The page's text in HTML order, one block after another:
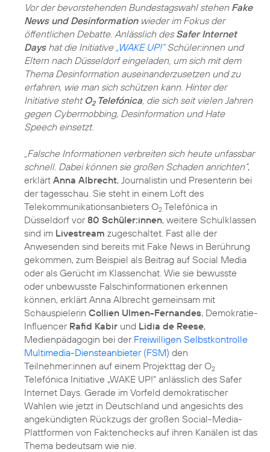
Vor der bevorstehenden Bundestagswahl stehen Fake
News und Desinformationwieder im Fokus der
öffentlichen Debatte. Anlässlich des Safer Internet
Dayshat die Initiative „WAKE UP!“Schüler:innen und
Eltern nach Düsseldorf eingeladen, um sich mit dem
Thema Desinformation auseinanderzusetzen und zu
erfahren, wie man sich schützen kann. Hinter der
Initiative steht O2Telefónica , die sich seit vielen Jahren
gegen Cybermobbing, Desinformation und Hate
Speech einsetzt.
„Falsche Informationen verbreiten sich heute unfassbar
schnell. Dabei können sie großen Schaden anrichten“,
erklärt Anna Albrecht, Journalistin und Presenterin bei
der tagesschau. Sie steht in einem Loft des
Telekommunikationsanbieters O2 Telefónica in
Düsseldorf vor80 Schüler:innen, weitere Schulklassen
sind im Livestream zugeschaltet. Fast alle der
Anwesenden sind bereits mit Fake News in Berührung
gekommen, zum Beispiel als Beitrag auf Social Media
oder als Gerücht im Klassenchat. Wie sie bewusste
oder unbewusste Falschinformationen erkennen
können, erklärt Anna Albrecht gemeinsam mit
Schauspielerin Collien Ulmen-Fernandes, Demokratie-
Influencer Rafid Kabir und Lidia de Reese,
Medienpädagogin bei der Freiwilligen Selbstkontrolle
Multimedia-Diensteanbieter (FSM) den
Teilnehmer:innen auf einem Projekttag der O2
Telefónica Initiative „WAKE UP!“ anlässlich des Safer
Internet Days. Gerade im Vorfeld demokratischer
Wahlen wie jetzt in Deutschland und angesichts des
angekündigten Rückzugs der großen Social-Media-
Plattformen von Faktenchecks auf ihren Kanälen ist das
Thema bedeutsam wie nie.